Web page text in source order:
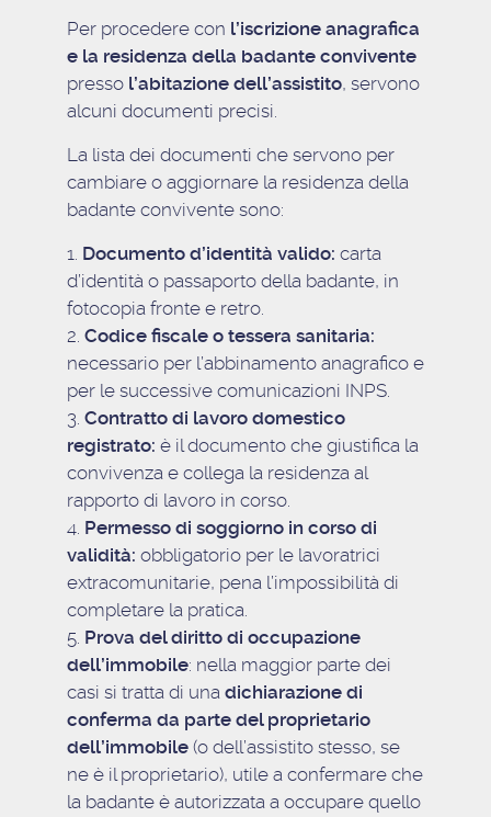
Per procedere con l’iscrizione anagrafica
e la residenza della badante convivente
presso l’abitazione dell’assistito, servono
alcuni documenti precisi.
La lista dei documenti che servono per
cambiare o aggiornare la residenza della
badante convivente sono:
Documento d’identità valido: carta
d’identità o passaporto della badante, in
fotocopia fronte e retro.
Codice fiscale o tessera sanitaria:
necessario per l’abbinamento anagrafico e
per le successive comunicazioni INPS.
Contratto di lavoro domestico
registrato: è il documento che giustifica la
convivenza e collega la residenza al
rapporto di lavoro in corso.
Permesso di soggiorno in corso di
validità: obbligatorio per le lavoratrici
extracomunitarie, pena l’impossibilità di
completare la pratica.
Prova del diritto di occupazione
dell’immobile: nella maggior parte dei
casi si tratta di una dichiarazione di
conferma da parte del proprietario
dell’immobile(o dell’assistito stesso, se
ne è il proprietario), utile a confermare che
la badante è autorizzata a occupare quello